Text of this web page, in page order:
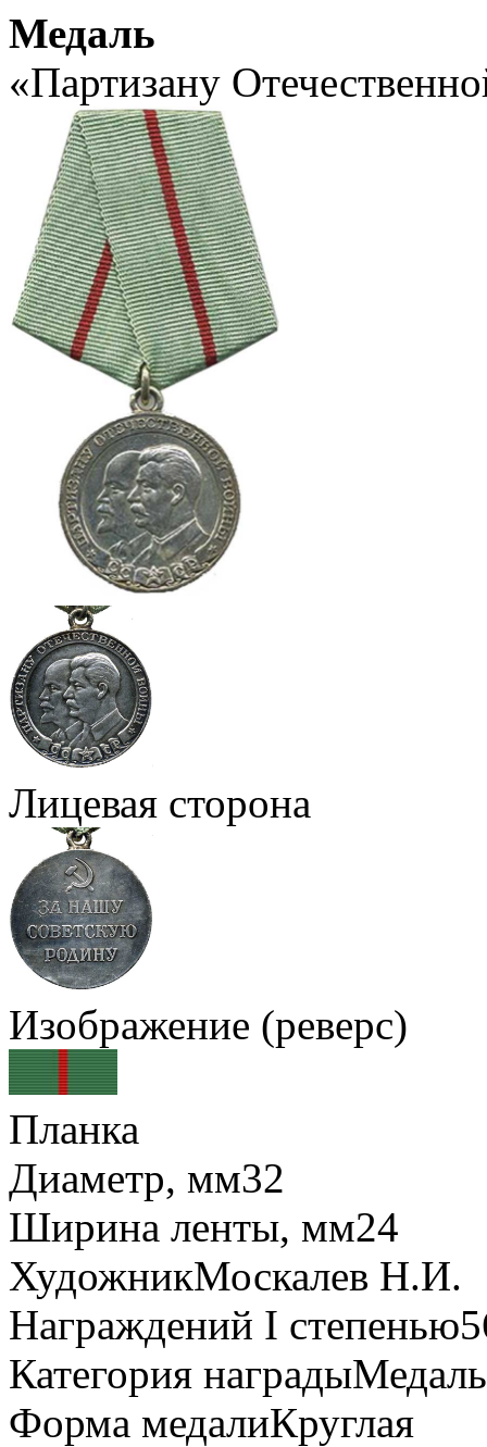
Медаль
«Партизану
Лицевая сторона
Изображение (реверс)
Планка
Диаметр, мм32
Ширина ленты, мм24
ХудожникМоскалев Н.И.
Награждений I степенью
Категория наградыМедаль
Форма медалиКруглая